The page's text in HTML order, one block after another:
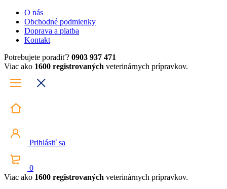
O nás
Obchodné podmienky
Doprava a platba
Kontakt
Potrebujete poradiť? 0903 937 471
Viac ako 1600 registrovaných veterinárnych prípravkov.
Prihlásiť sa
0
Viac ako 1600 registrovaných veterinárnych prípravkov.